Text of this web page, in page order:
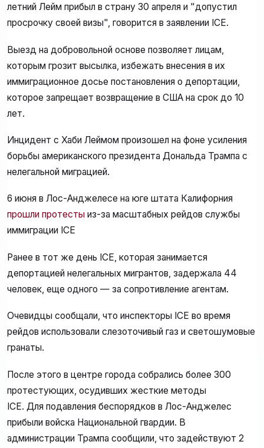
летний Лейм прибыл в страну 30 апреля и "допустил
просрочку своей визы", говорится в заявлении ICE.
Выезд на добровольной основе позволяет лицам,
которым грозит высылка, избежать внесения в их
иммиграционное досье постановления о депортации,
которое запрещает возвращение в США на срок до 10
лет.
Инцидент с Хаби Леймом произошел на фоне усиления
борьбы американского президента Дональда Трампа с
нелегальной миграцией.
6 июня в Лос-Анджелесе на юге штата Калифорния
прошли протесты из-за масштабных рейдов службы
иммиграции ICE
Ранее в тот же день ICE, которая занимается
депортацией нелегальных мигрантов, задержала 44
человек, еще одного — за сопротивление агентам.
Очевидцы сообщали, что инспекторы ICE во время
рейдов использовали слезоточивый газ и светошумовые
гранаты.
После этого в центре города собрались более 300
протестующих, осудивших жесткие методы
ICE. Для подавления беспорядков в Лос-Анджелес
прибыли войска Национальной гвардии. В
администрации Трампа сообщили, что задействуют 2